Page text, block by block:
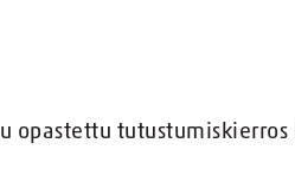
opastettu tutustumiskierros